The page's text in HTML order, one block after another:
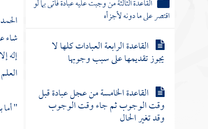
القاعدة الثالثة من وجبت عليه عبادة فأتى بما لو
اقتصر على ما دونه لأجزأه
القاعدة الرابعة العبادات كلها لا
يجوز تقديمها على سبب وجوبها
القاعدة الخامسة من عجل عبادة قبل
وقت الوجوب ثم جاء وقت الوجوب
وقد تغير الحال
شاء
إله
"